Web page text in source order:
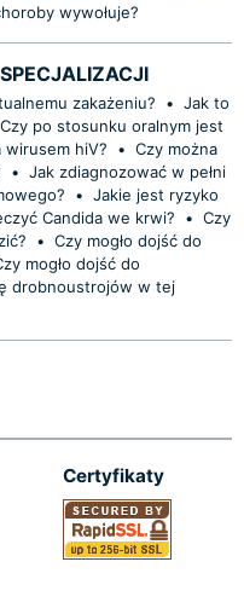
wywołuje?
zakażeniu? • Jak to
Czy po stosunku oralnym jest
hiV?
• Czy można
• Jak zdiagnozować w pełni
• Jakie jest ryzyko
Candida we krwi? • Czy
• Czy mogło dojść do
mogło dojść do
drobnoustrojów w tej
Certyfikaty